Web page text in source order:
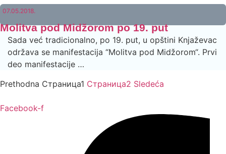
07.05.2018.
Molitva pod Midžorom po 19. put
Sada već tradicionalno, po 19. put, u opštini Knjaževac
održava se manifestacija “Molitva pod Midžorom“. Prvi
deo manifestacije …
Prethodna Страница1 Страница2 Sledeća
Facebook-f